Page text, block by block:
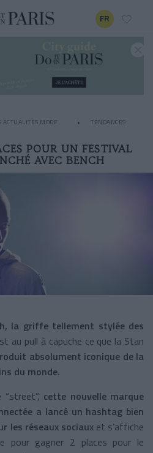
FR
ACTUALITÉS MODE TENDANCES
POUR UN FESTIVAL
AVEC BENCH
la griffe tellement stylée des
au pull à capuche ce que la Stan
absolument iconique de la
du monde.
“street”, cette nouvelle marque
a lancé un hashtag bien
les réseaux sociauxet s’affiche
pour gagner 2 places pour le